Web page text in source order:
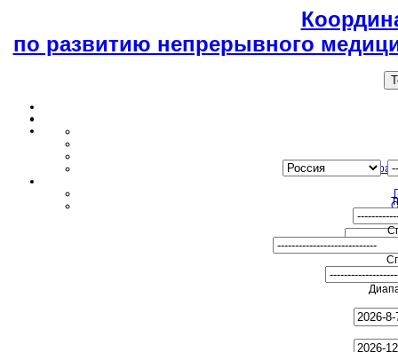
по развитию непрерывного